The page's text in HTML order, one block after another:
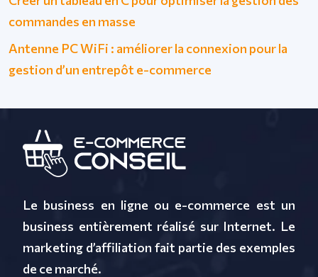
commandes en masse
Antenne PC WiFi : améliorer la connexion pour la
gestion d’un entrepôt e-commerce
Le business en ligne ou e-commerce est un
business entièrement réalisé sur Internet. Le
marketing d’affiliation fait partie des exemples
de ce marché.